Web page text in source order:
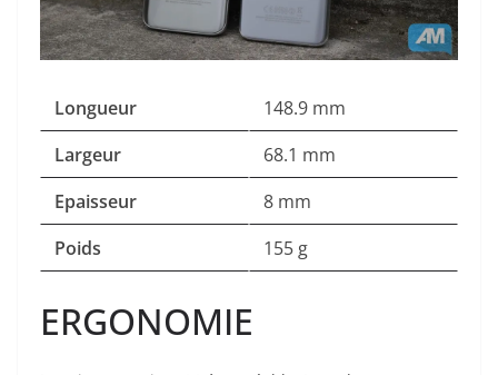
Longueur
148.9 mm
Largeur
68.1 mm
Epaisseur
8 mm
Poids
155 g
ERGONOMIE